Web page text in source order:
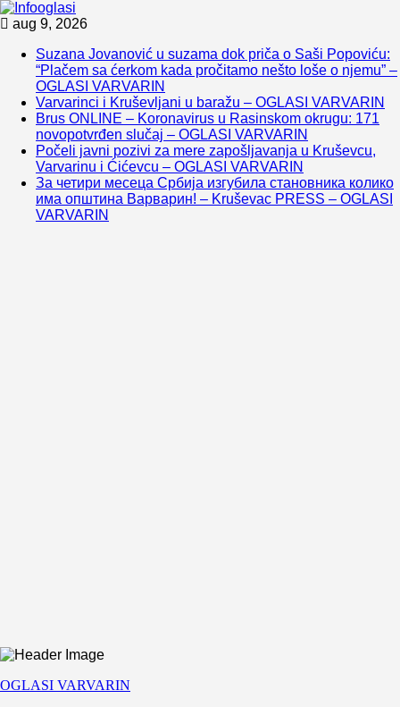
Skip
content
aug 9, 2026
Suzana Jovanović u suzama dok priča o Saši Popoviću:
“Plačem sa ćerkom kada pročitamo nešto loše o njemu” –
OGLASI VARVARIN
Varvarinci i Kruševljani u baražu – OGLASI VARVARIN
Brus ONLINE – Koronavirus u Rasinskom okrugu: 171
novopotvrđen slučaj – OGLASI VARVARIN
Počeli javni pozivi za mere zapošljavanja u Kruševcu,
Varvarinu i Ćićevcu – OGLASI VARVARIN
За четири месеца Србија изгубила становника колико
има општина Варварин! – Kruševac PRESS – OGLASI
VARVARIN
OGLASI VARVARIN